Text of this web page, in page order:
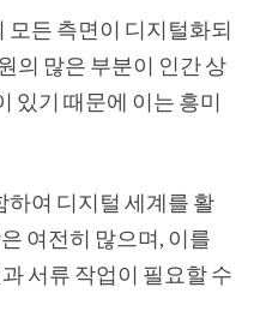
모든 측면이 디지털화되
의 많은 부분이 인간 상
있기 때문에 이는 흥미
하여 디지털 세계를 활
여전히 많으며, 이를
서류 작업이 필요할 수